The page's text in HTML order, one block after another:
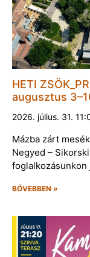
HETI
augusztus
2026. július. 31.
Mázba zárt
Negyed –
BŐVEBBEN »